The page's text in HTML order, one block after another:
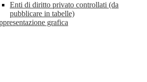
Enti di diritto privato controllati (da
pubblicare in tabelle)
grafica